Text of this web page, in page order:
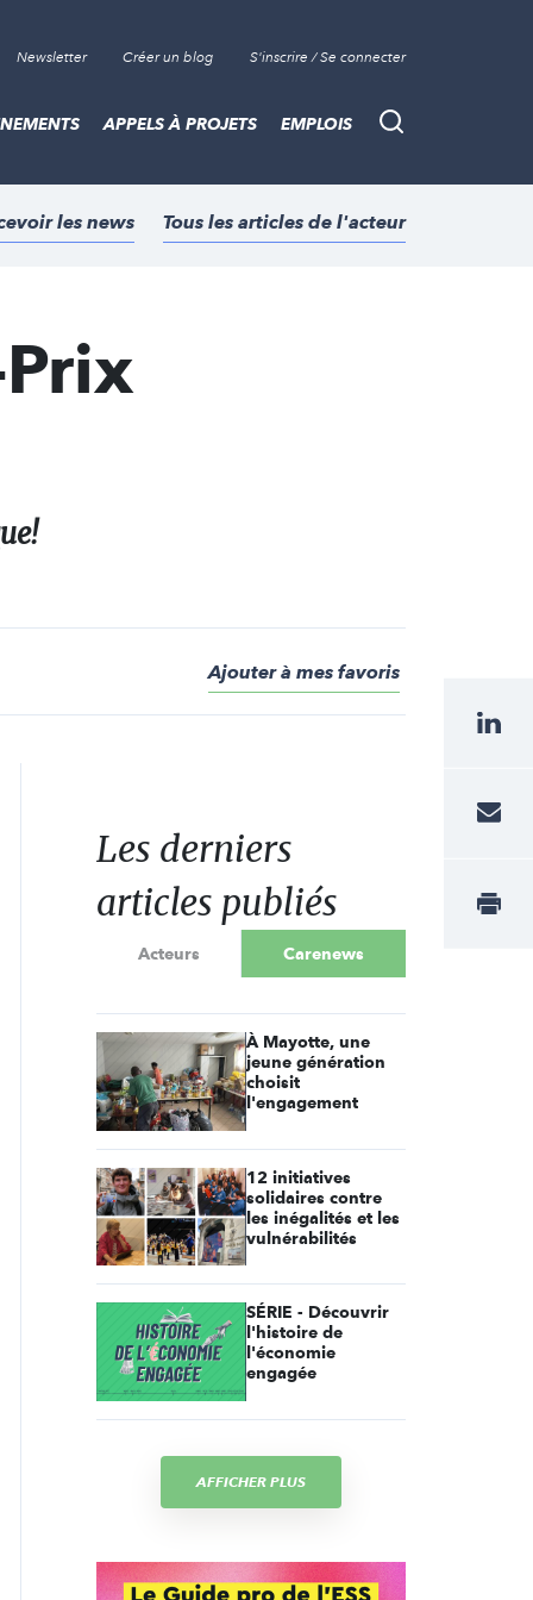
Newsletter Créer un blog S'inscrire / Se connecter
Recherche
APPELS À PROJETS EMPLOIS
les news Tous les articles de l'acteur
Ajouter à mes favoris
Les derniers
articles publiés
Acteurs Carenews
À Mayotte, une
jeune génération
choisit
l'engagement
12 initiatives
solidaires contre
les inégalités et les
vulnérabilités
SÉRIE - Découvrir
l'histoire de
l'économie
engagée
AFFICHER PLUS